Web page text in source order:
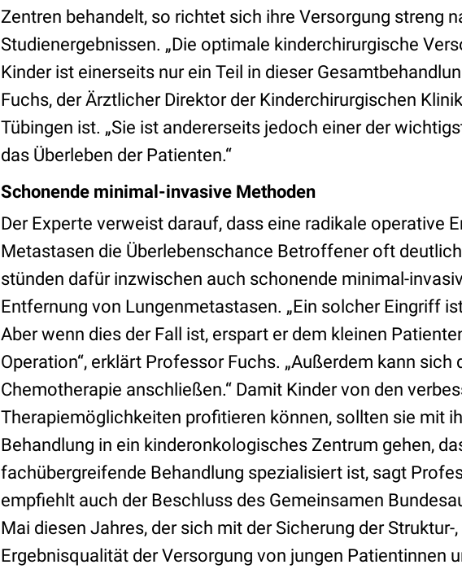
Zentren behandelt, so richtet sich ihre Versorgung streng
Studienergebnissen. „Die optimale kinderchirurgische
Kinder ist einerseits nur ein Teil in dieser
Fuchs, der Ärztlicher Direktor der Kinderchirurgischen
Tübingen ist. „Sie ist andererseits jedoch einer der
das Überleben der Patienten.“
Schonende minimal-invasive Methoden
Der Experte verweist darauf, dass eine radikale operative
Metastasen die Überlebenschance Betroffener oft
stünden dafür inzwischen auch schonende minimal-
Entfernung von Lungenmetastasen. „Ein solcher Eingriff
Aber wenn dies der Fall ist, erspart er dem kleinen
Operation“, erklärt Professor Fuchs. „Außerdem kann sich
Chemotherapie anschließen.“ Damit Kinder von den
Therapiemöglichkeiten profitieren können, sollten sie mit
Behandlung in ein kinderonkologisches Zentrum gehen,
fachübergreifende Behandlung spezialisiert ist, sagt
empfiehlt auch der Beschluss des Gemeinsamen
Mai diesen Jahres, der sich mit der Sicherung der Struktur-
Ergebnisqualität der Versorgung von jungen Patientinnen